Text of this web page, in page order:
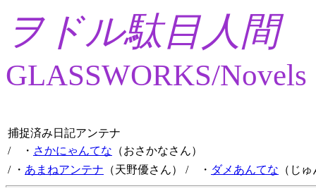
ヲドル駄目人間
GLASSWORKS/Novels
捕捉済み日記アンテナ
/ ・ さかにゃんてな （おさかなさん）
/ ・ あまねアンテナ （天野優さん） / ・ ダメあんてな （じ